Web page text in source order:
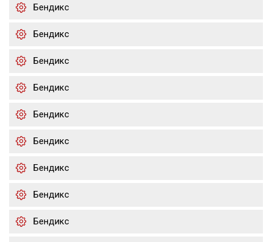
Бендикс
Бендикс
Бендикс
Бендикс
Бендикс
Бендикс
Бендикс
Бендикс
Бендикс